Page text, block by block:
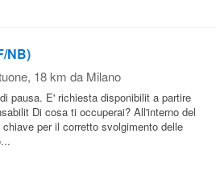
NB)
, 18 km da Milano
pausa. E' richiesta disponibilit a partire
Di cosa ti occuperai? All'interno del
per il corretto svolgimento delle